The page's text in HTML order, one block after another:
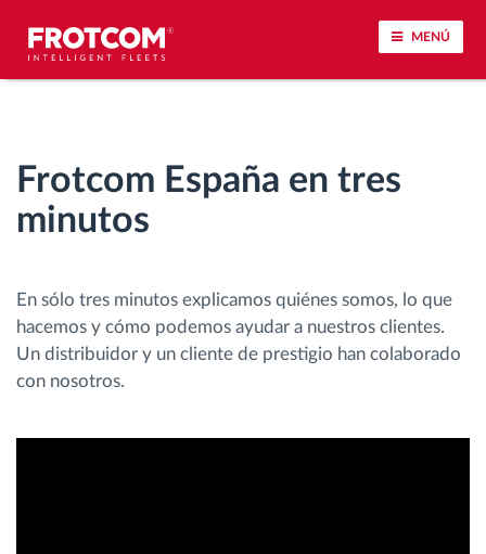
MENÚ
Análisis de la conducta en la conducción
Gestión de plantilla
Descarga remota del tacógrafo
Frotcom España en tres
minutos
En sólo tres minutos explicamos quiénes somos, lo que
hacemos y cómo podemos ayudar a nuestros clientes.
Un distribuidor y un cliente de prestigio han colaborado
con nosotros.